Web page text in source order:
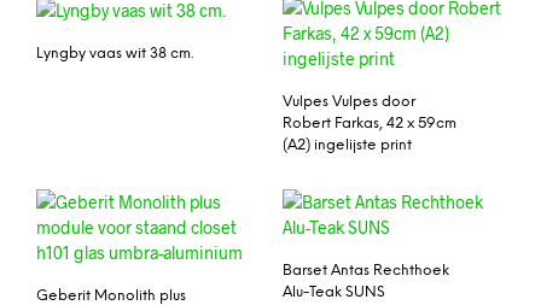
Lyngby vaas wit 38 cm.
Vulpes Vulpes door
Robert Farkas, 42 x 59cm
(A2) ingelijste print
Geberit Monolith plus
Barset Antas Rechthoek
Alu-Teak SUNS